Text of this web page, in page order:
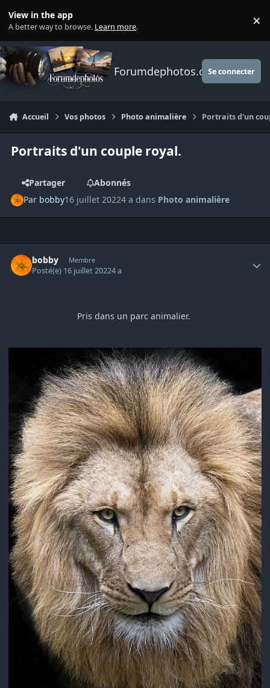
View in the app
A better way to browse. Learn more. ×
Forumdephotos.comSe connecter
Accueil Vos photos Photo animalière Portraits d'un
Portraits d'un couple royal.
Partager
Abonnés
Par bobby16 juillet 20224 a dans Photo animalière
bobby Membre
Posté(e) 16 juillet 20224 a
Pris dans un parc animalier.